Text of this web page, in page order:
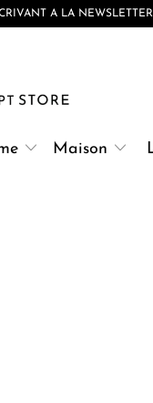
A LA NEWSLETTER
Maison